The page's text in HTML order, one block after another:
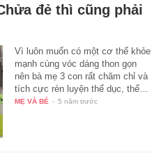
đẻ thì cũng phải
Vì luôn muốn có một cơ thể khỏe
mạnh cùng vóc dáng thon gọn
nên bà mẹ 3 con rất chăm chỉ và
tích cực rèn luyện thể dục, thể…
MẸ VÀ BÉ - 5 năm trước